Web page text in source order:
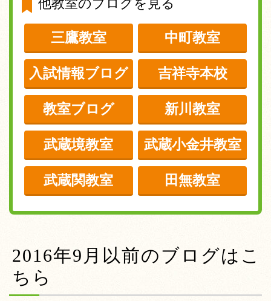
他教室のブログを見る
三鷹教室 中町教室
入試情報ブログ 吉祥寺本校
教室ブログ 新川教室
武蔵境教室 武蔵小金井教室
武蔵関教室 田無教室
2016年9月以前のブログはこ
ちら